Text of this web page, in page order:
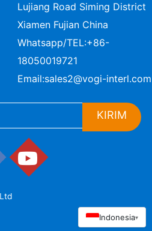
Lujiang Road Siming District
Xiamen Fujian China
Whatsapp/TEL:+86-
18050019721
Email:sales2@vogi-interl.com
KIRIM
Indonesia▾